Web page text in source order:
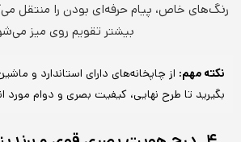
رنگ‌های خاص، پیام حرفه‌ای بودن را منتقل
بیشتر تقویم روی میز
نکته مهم: از چاپخانه‌های دارای استاندارد و
بگیرید تا طرح نهایی، کیفیت بصری و دوام مورد